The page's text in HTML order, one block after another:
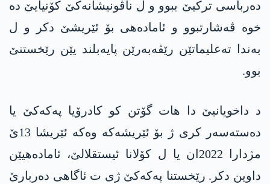
ده‌رباسی تركیێ ببوو و ل ناڤونیشانه‌كێ كۆنیایێ ده‌
خوه‌ ڤه‌شارتبوو و ئاماده‌هی بۆ ئێریشێ دكر و ل
به‌ندا ته‌علیماتێن رێڤه‌به‌رێن پایه‌بلند یێن رێخستنێ
بوو.
د داخویانیێ دا هات گۆتن کو كادرۆیا په‌كه‌كێ یا
ده‌سته‌سه‌ر كری ژ بۆ ئێریشەکە وەکه‌ ئێریشا 13ێ
مژدارا 2022ان یا ل کۆلانا ئیستقلالێ، ئامادەهیێن
داوین دکر. رێخستنا په‌كه‌كێ ژی ت ئاگاهی ده‌ربارێ